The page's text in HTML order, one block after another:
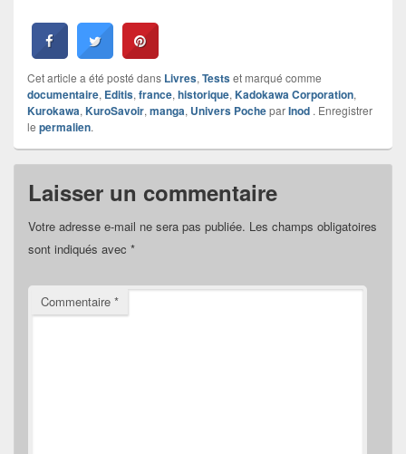
Cet article a été posté dans Livres, Testset marqué comme
documentaire, Editis, france, historique, Kadokawa Corporation,
Kurokawa, KuroSavoir, manga, Univers PocheparInod . Enregistrer
le permalien.
Laisser un commentaire
Votre adresse e-mail ne sera pas publiée. Les champs obligatoires
sont indiqués avec *
Commentaire *